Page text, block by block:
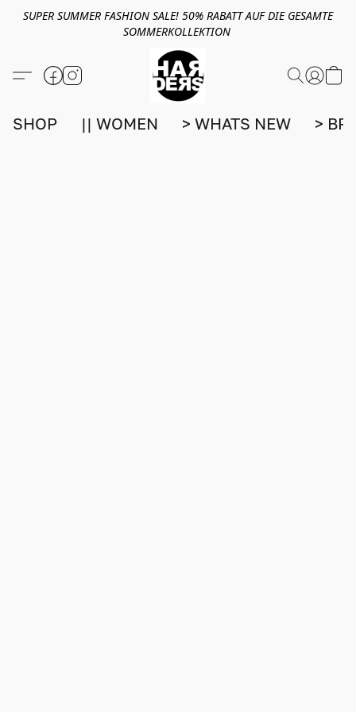
SUPER SUMMER FASHION SALE! 50% RABATT AUF DIE GESAMTE
SOMMERKOLLEKTION
SHOP || WOMEN > WHATS NEW >